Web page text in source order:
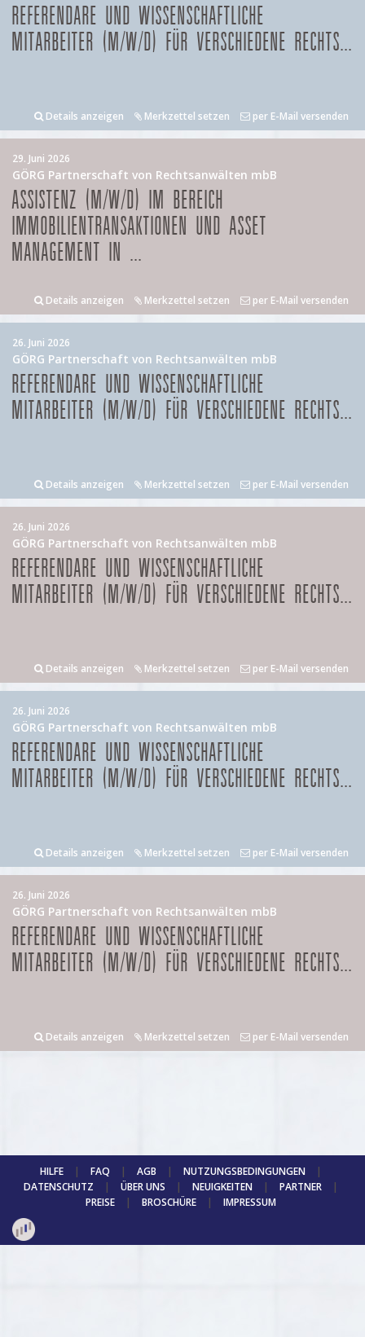
REFERENDARE UND WISSENSCHAFTLICHE
MITARBEITER (M/W/D) FÜR VERSCHIEDENE RECHTS...
Details anzeigen Merkzettel setzen per E-Mail versenden
29. Juni 2026
GÖRG Partnerschaft von Rechtsanwälten mbB
ASSISTENZ (M/W/D) IM BEREICH
IMMOBILIENTRANSAKTIONEN UND ASSET
MANAGEMENT IN ...
Details anzeigen Merkzettel setzen per E-Mail versenden
26. Juni 2026
GÖRG Partnerschaft von Rechtsanwälten mbB
REFERENDARE UND WISSENSCHAFTLICHE
MITARBEITER (M/W/D) FÜR VERSCHIEDENE RECHTS...
Details anzeigen Merkzettel setzen per E-Mail versenden
26. Juni 2026
GÖRG Partnerschaft von Rechtsanwälten mbB
REFERENDARE UND WISSENSCHAFTLICHE
MITARBEITER (M/W/D) FÜR VERSCHIEDENE RECHTS...
Details anzeigen Merkzettel setzen per E-Mail versenden
26. Juni 2026
GÖRG Partnerschaft von Rechtsanwälten mbB
REFERENDARE UND WISSENSCHAFTLICHE
MITARBEITER (M/W/D) FÜR VERSCHIEDENE RECHTS...
Details anzeigen Merkzettel setzen per E-Mail versenden
26. Juni 2026
GÖRG Partnerschaft von Rechtsanwälten mbB
REFERENDARE UND WISSENSCHAFTLICHE
MITARBEITER (M/W/D) FÜR VERSCHIEDENE RECHTS...
Details anzeigen Merkzettel setzen per E-Mail versenden
HILFE | FAQ | AGB | NUTZUNGSBEDINGUNGEN
|
DATENSCHUTZ
| ÜBER UNS | NEUIGKEITEN | PARTNER
|
PREISE
| BROSCHÜRE | IMPRESSUM